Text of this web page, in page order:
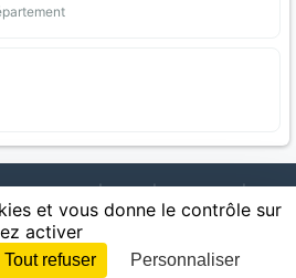
ouvertes | Carte | Communes |
Cultures | Zones protégées | Forets |
Statistiques
| CGU | CGV Cookies
et vous donne le contrôle sur
activer
Tout refuser Personnaliser